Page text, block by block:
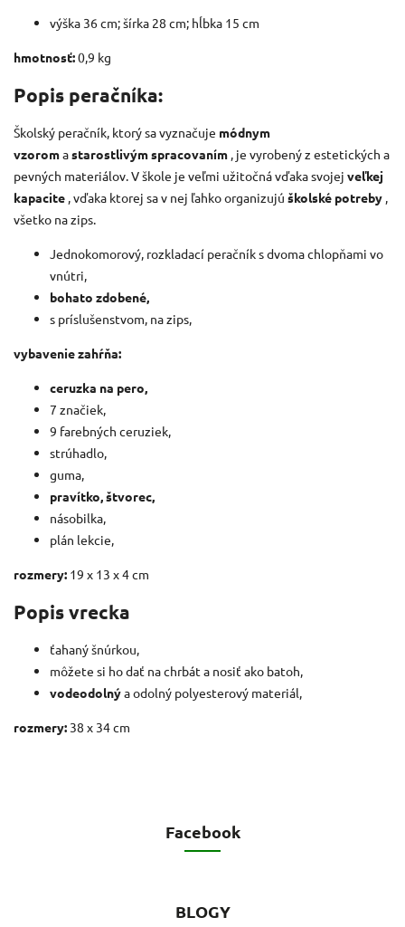
výška 36 cm;šírka 28 cm; hĺbka 15 cm
hmotnosť:0,9 kg
Popis peračníka:
Školský peračník, ktorý sa vyznačuje módnym
vzoromastarostlivým spracovaním , je vyrobený z estetických a
pevných materiálov.V škole je veľmi užitočná vďaka svojej veľkej
kapacite , vďaka ktorej sa v nej ľahko organizujú školské potreby ,
všetko na zips.
Jednokomorový, rozkladací peračník s dvoma chlopňami vo
vnútri,
bohato zdobené,
s príslušenstvom, na zips,
vybavenie zahŕňa:
ceruzka na pero,
7 značiek,
9 farebných ceruziek,
strúhadlo,
guma,
pravítko, štvorec,
násobilka,
plán lekcie,
rozmery: 19 x 13 x 4 cm
Popis vrecka
ťahaný šnúrkou,
môžete si ho dať na chrbát a nosiť ako batoh,
vodeodolnýa odolný polyesterový materiál,
rozmery: 38 x 34 cm
Facebook
BLOGY